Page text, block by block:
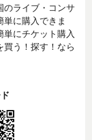
のライブ・コンサ
に購入できま
にチケット購入
う！探す！なら